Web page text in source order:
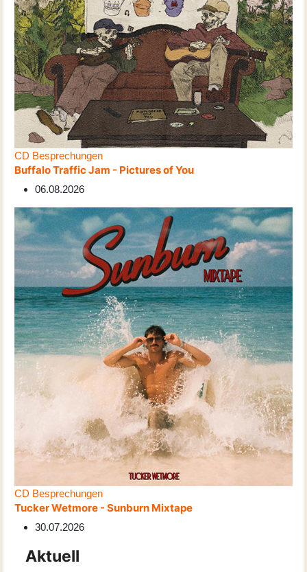
CD Besprechungen
Buffalo Traffic Jam - Pictures of You
06.08.2026
CD Besprechungen
Tucker Wetmore - Sunburn Mixtape
30.07.2026
Aktuell